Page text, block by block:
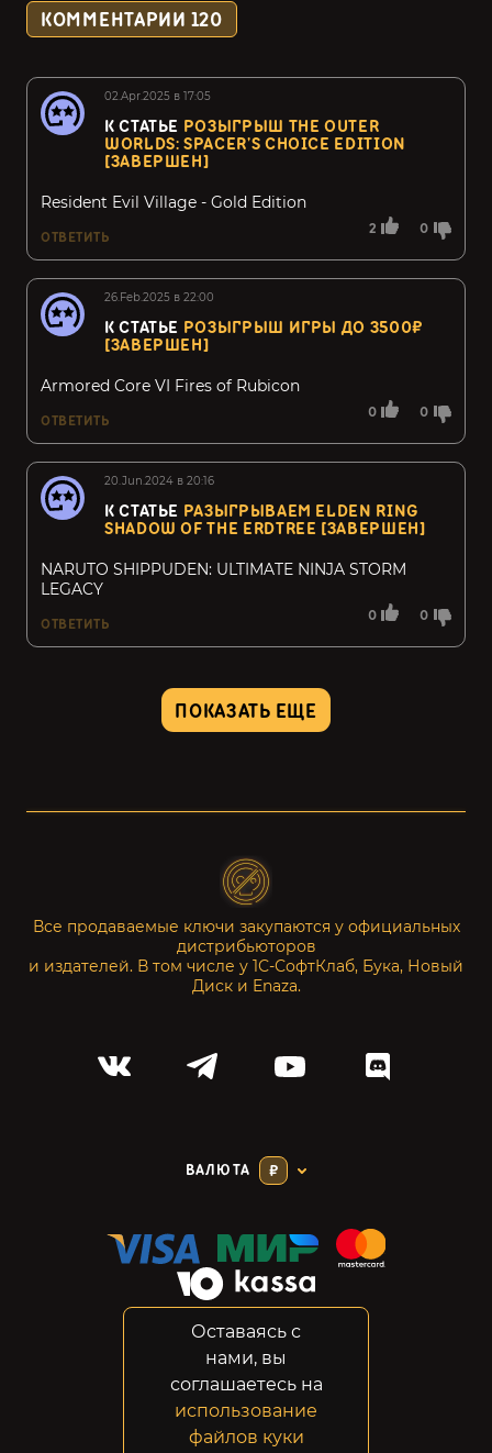
КОММЕНТАРИИ 120
02.Apr.2025 в 17:05
К СТАТЬЕ РОЗЫГРЫШ THE OUTER
WORLDS: SPACER’S CHOICE EDITION
[ЗАВЕРШЕН]
2 0
Resident Evil Village - Gold Edition
ОТВЕТИТЬ
26.Feb.2025 в 22:00
К СТАТЬЕ РОЗЫГРЫШ ИГРЫ ДО 3500₽
[ЗАВЕРШЕН]
0 0
Armored Core VI Fires of Rubicon
ОТВЕТИТЬ
20.Jun.2024 в 20:16
К СТАТЬЕ РАЗЫГРЫВАЕМ ELDEN RING
SHADOW OF THE ERDTREE [ЗАВЕРШЕН]
0 0
NARUTO SHIPPUDEN: ULTIMATE NINJA STORM
LEGACY
ОТВЕТИТЬ
ПОКАЗАТЬ ЕЩЕ
Все продаваемые ключи закупаются у официальных
дистрибьюторов
и издателей. В том числе у 1С-СофтКлаб, Бука, Новый
Диск и Enaza.
ВАЛЮТА ₽
Конфиденциальность
Возвраты
Правовая информация
Оставаясь с
нами, вы
соглашаетесь на
использование
файлов куки